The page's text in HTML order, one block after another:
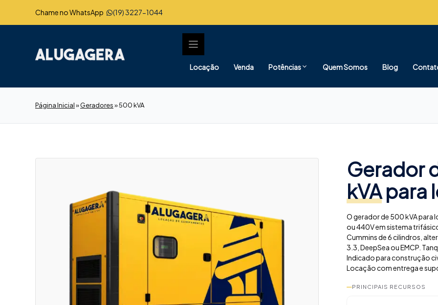
Chame no WhatsApp (19) 3227-1044
Locação Venda Potências Quem Somos Blog
Página Inicial»Geradores»500 kVA
Gerador
kVApara
O gerador de 500 kVA para
ou 440V em sistema
Cummins de 6 cilindros,
3.3, DeepSea ou EMCP.
Indicado para construção
Locação com entrega e
PRINCIPAIS RECURSOS